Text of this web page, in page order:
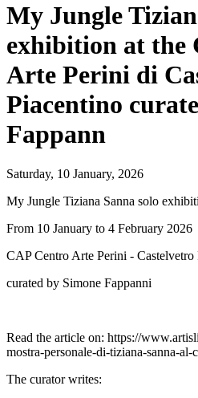
My Jungle
exhibition at the
Arte Perini di
Piacentino
Fappann
Saturday, 10 January, 2026
My Jungle Tiziana Sanna solo
From 10 January to 4 February 2026
CAP Centro Arte Perini - Castelvetro
curated by Simone Fappanni
Read the article on: https://
mostra-personale-di-tiziana-sanna-al-
The curator writes: